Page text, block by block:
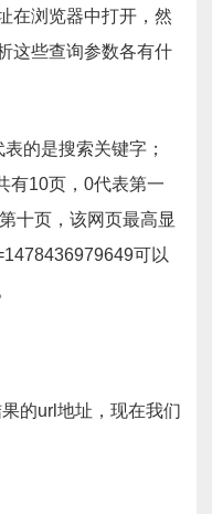
在浏览器中打开，然
这些查询参数各有什
的是搜索关键字；
有10页，0代表第一
十页，该网页最高显
可以
的url地址，现在我们